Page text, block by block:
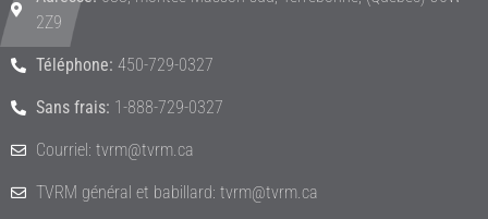
2Z9
Téléphone: 450-729-0327
Sans frais: 1-888-729-0327
Courriel: tvrm@tvrm.ca
TVRM général et babillard: tvrm@tvrm.ca